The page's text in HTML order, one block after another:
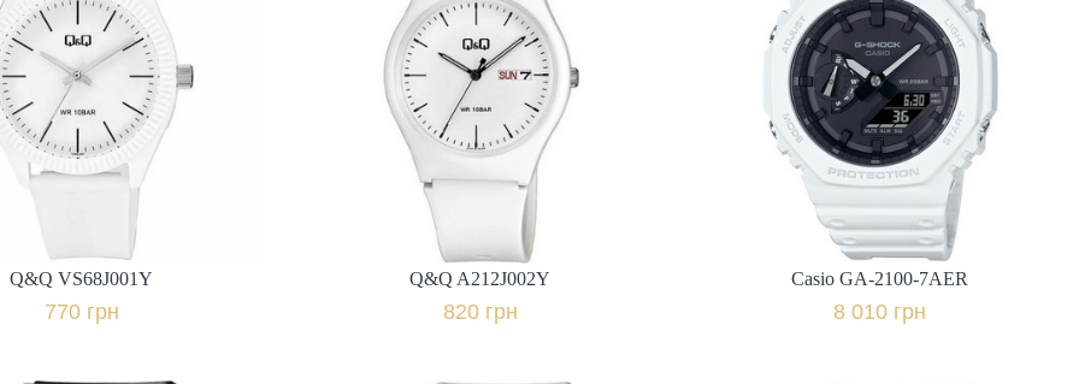
Японія, Механізм:
пластикове,
| браслет: полімер,
Гарантія: 12 міс.,
770 грн.
+ порівняти
Q&Q VS68J001Y
770 грн
Виробник: Японія, Механізм:
кварцеві, Скло: пластикове,
Ремінець | браслет: полімер,
Гарантія: 12 міс.,
+ порівняти
Q&Q A212J002Y
820 грн
Виробник: Японія, Механізм:
кварцеві, Скло: мінеральне,
Ремінець | браслет: полімер,
Гарантія: 24 міс.,
8 010 грн.
+ порівняти
Casio GA-2100-7AER
8 010 грн